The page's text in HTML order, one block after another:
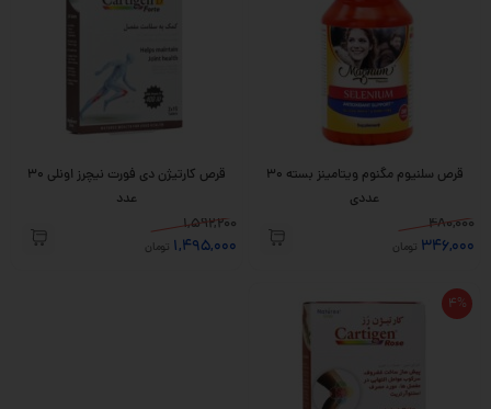
قرص سلنیوم مگنوم ویتامینز بسته 30
عددی
480,000
346,000 تومان
قرص کارتیژن دی فورت نیچرز اونلی 30
عدد
1,592,200
1,495,000 تومان
4%